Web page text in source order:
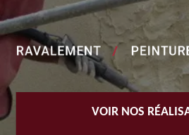
VOIR NOS